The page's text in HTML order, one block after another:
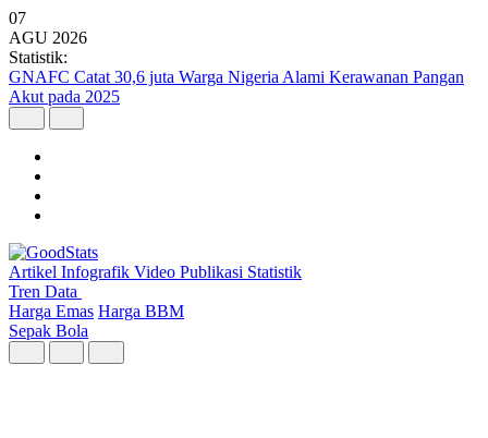
07
AGU 2026
Statistik:
GNAFC Catat 30,6 juta Warga Nigeria Alami Kerawanan Pangan
Akut pada 2025
Artikel Infografik Video Publikasi Statistik
Tren Data
Harga Emas Harga BBM
Sepak Bola